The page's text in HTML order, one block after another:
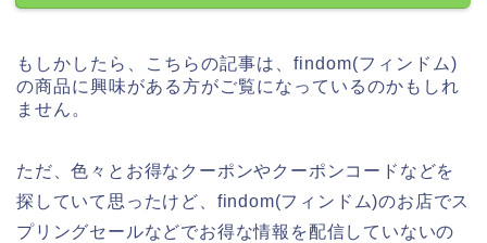
もしかしたら、こちらの記事は、findom(フィンドム)
の商品に興味がある方がご覧になっているのかもしれ
ません。
ただ、色々とお得なクーポンやクーポンコードなどを
探していて思ったけど、findom(フィンドム)のお店でス
プリングセールなどでお得な情報を配信していないの